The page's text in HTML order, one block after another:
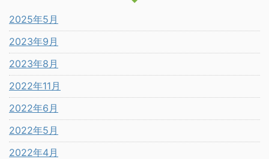
2025年5月
2023年9月
2023年8月
2022年11月
2022年6月
2022年5月
2022年4月